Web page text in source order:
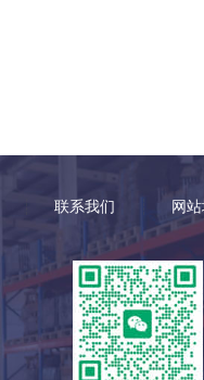
联系我们 网